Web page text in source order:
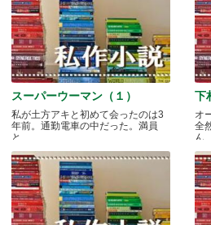
スーパーウーマン（１）
私が土方アキと初めて会ったのは3
年前。通勤電車の中だった。満員
と.....
下
オ
全
ん.....